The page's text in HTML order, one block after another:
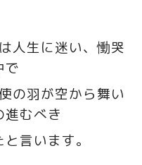
人生に迷い、慟哭
で
の羽が空から舞い
進むべき
言います。